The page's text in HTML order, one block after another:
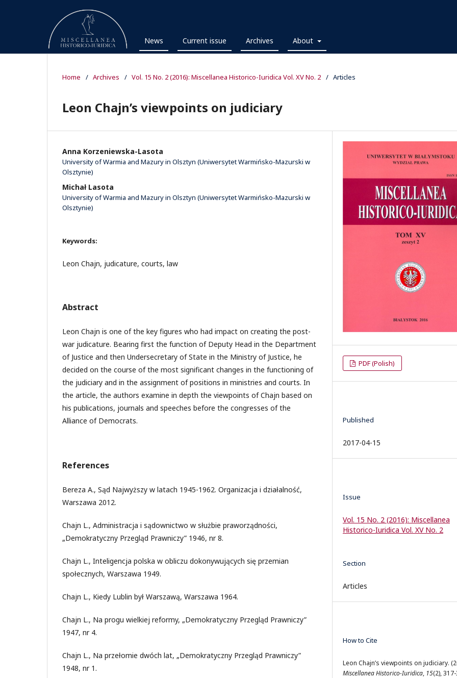
News Current issue Archives About
Home / Archives / Vol. 15 No. 2 (2016): Miscellanea Historico-Iuridica Vol. XV No. 2 / Articles
Leon Chajn’s viewpoints on judiciary
Anna Korzeniewska-Lasota
University of Warmia and Mazury in Olsztyn (Uniwersytet Warmińsko-Mazurski w
Olsztynie)
Michał Lasota
University of Warmia and Mazury in Olsztyn (Uniwersytet Warmińsko-Mazurski w
Olsztynie)
Keywords:
Leon Chajn, judicature, courts, law
Abstract
Leon Chajn is one of the key figures who had impact on creating the post-
war judicature. Bearing first the function of Deputy Head in the Department
of Justice and then Undersecretary of State in the Ministry of Justice, he
decided on the course of the most significant changes in the functioning of
the judiciary and in the assignment of positions in ministries and courts. In
the article, the authors examine in depth the viewpoints of Chajn based on
his publications, journals and speeches before the congresses of the
Alliance of Democrats.
References
Bereza A., Sąd Najwyższy w latach 1945-1962. Organizacja i działalność,
Warszawa 2012.
Chajn L., Administracja i sądownictwo w służbie praworządności,
„Demokratyczny Przegląd Prawniczy” 1946, nr 8.
Chajn L., Inteligencja polska w obliczu dokonywujących się przemian
społecznych, Warszawa 1949.
Chajn L., Kiedy Lublin był Warszawą, Warszawa 1964.
Chajn L., Na progu wielkiej reformy, „Demokratyczny Przegląd Prawniczy”
1947, nr 4.
Chajn L., Na przełomie dwóch lat, „Demokratyczny Przegląd Prawniczy”
1948, nr 1.
PDF (Polish)
Published
2017-04-15
Issue
Vol. 15 No. 2 (2016): Miscellanea
Historico-Iuridica Vol. XV No. 2
Section
Articles
How to Cite
Leon Chajn’s viewpoints on judiciary.
Miscellanea Historico-Iuridica, 15(2),